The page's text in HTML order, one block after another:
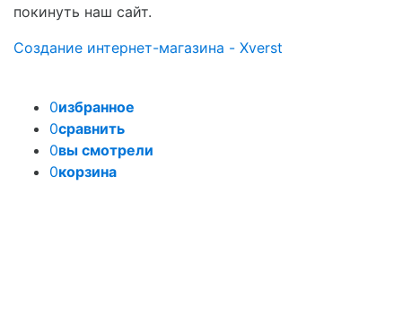
покинуть наш сайт.
Создание интернет-магазина - Xverst
0избранное
0сравнить
0вы смотрели
0корзина